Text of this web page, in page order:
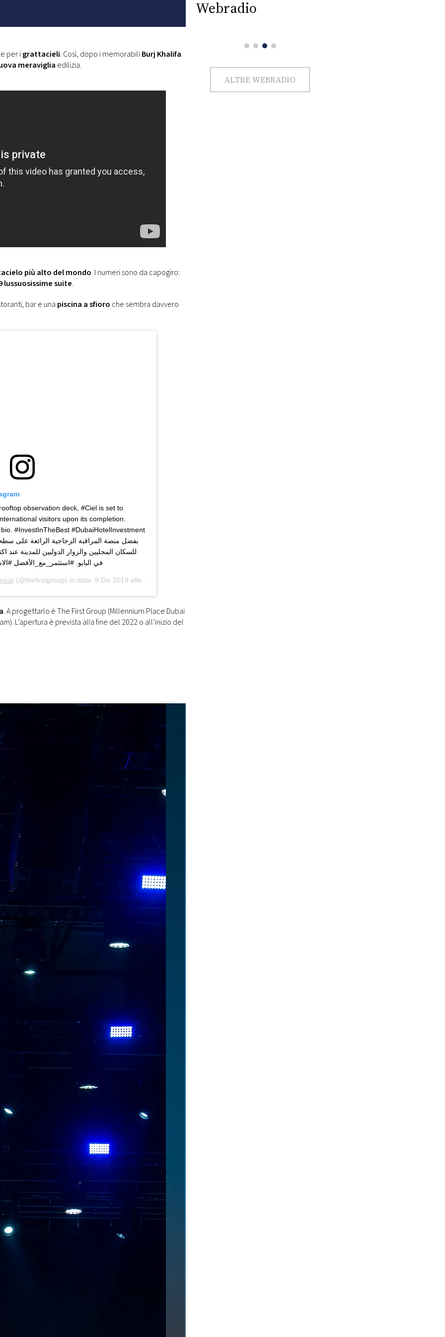
per igrattacieli. Così, dopo i memorabiliBurj Khalifa
meraviglia edilizia.
più alto del mondo. I numeri sono da capogiro:
lussuosissime suite.
bar e una piscina a sfioro che sembra davvero
observation deck, #Ciel is set to
visitors upon its completion.
#InvestInTheBest #DubaiHotelInvestment
للسكان المحليين والزوار الدوليين للمدينة عند
(@thefirstgroup) in data: 8 Dic 2019 alle ore 6:49 PST
. A progettarlo è The First Group (Millennium Place Dubai
L’apertura è prevista alla fine del 2022 o all’inizio del
Webradio
ALTRE WEBRADIO